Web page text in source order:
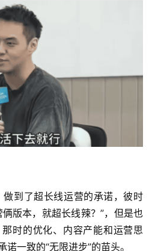
到了超长线运营的承诺，彼时
版本，就超长线辣？”，但是也
时的优化、内容产能和运营思
一致的“无限进步”的苗头。